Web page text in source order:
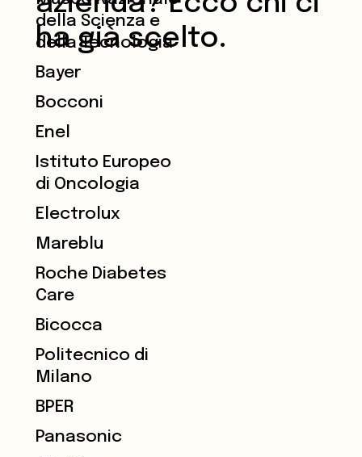
ha già scelto.
della Scienza e
della Tecnologia
Bayer
Bocconi
Enel
Istituto Europeo
di Oncologia
Electrolux
Mareblu
Roche Diabetes
Care
Bicocca
Politecnico di
Milano
BPER
Panasonic